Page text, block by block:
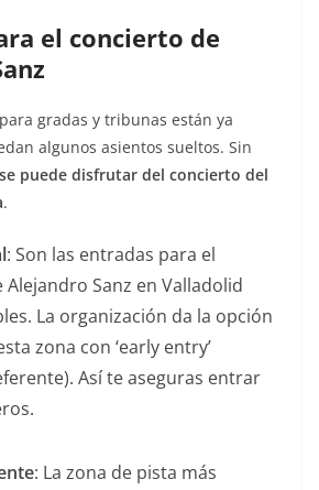
el concierto de
gradas y tribunas están ya
algunos asientos sueltos. Sin
se puede disfrutar del concierto del
.
: Son las entradas para el
Sanz en Valladolid
La organización da la opción
zona con ‘early entry’
Así te aseguras entrar
: La zona de pista más